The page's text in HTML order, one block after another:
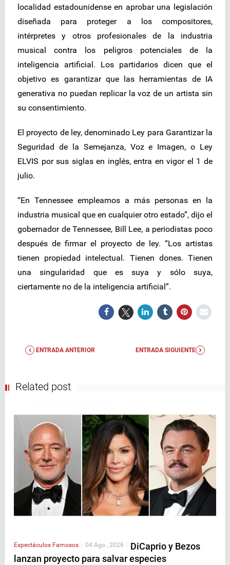
localidad estadounidense en aprobar una legislación
diseñada para proteger a los compositores,
intérpretes y otros profesionales de la industria
musical contra los peligros potenciales de la
inteligencia artificial. Los partidarios dicen que el
objetivo es garantizar que las herramientas de IA
generativa no puedan replicar la voz de un artista sin
su consentimiento.
El proyecto de ley, denominado Ley para Garantizar la
Seguridad de la Semejanza, Voz e Imagen, o Ley
ELVIS por sus siglas en inglés, entra en vigor el 1 de
julio.
“En Tennessee empleamos a más personas en la
industria musical que en cualquier otro estado”, dijo el
gobernador de Tennessee, Bill Lee, a periodistas poco
después de firmar el proyecto de ley. “Los artistas
tienen propiedad intelectual. Tienen dones. Tienen
una singularidad que es suya y sólo suya,
ciertamente no de la inteligencia artificial”.
ENTRADA ANTERIOR ENTRADA SIGUIENTE
Related post
Espectáculos Famosos 04 Ago , 2026
DiCaprio y Bezos
lanzan proyecto para salvar especies